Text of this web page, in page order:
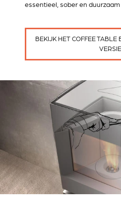
essentieel, sober en duurzaam
BEKIJK HET COFFEE TABLE